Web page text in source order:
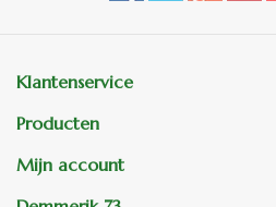
Klantenservice
Producten
Mijn account